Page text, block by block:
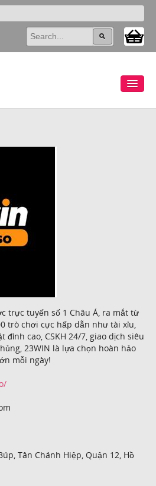
trực tuyến số 1 Châu Á, ra mắt từ
trò chơi cực hấp dẫn như tài xỉu,
đỉnh cao, CSKH 24/7, giao dịch siêu
23WIN là lựa chọn hoàn hảo
mỗi ngày!
Tân Chánh Hiệp, Quận 12, Hồ